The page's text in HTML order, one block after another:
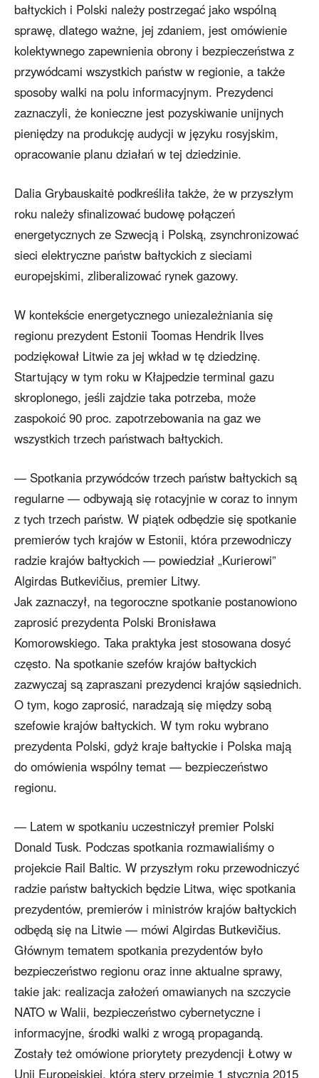
bałtyckich i Polski należy postrzegać jako wspólną
sprawę, dlatego ważne, jej zdaniem, jest omówienie
kolektywnego zapewnienia obrony i bezpieczeństwa z
przywódcami wszystkich państw w regionie, a także
sposoby walki na polu informacyjnym. Prezydenci
zaznaczyli, że konieczne jest pozyskiwanie unijnych
pieniędzy na produkcję audycji w języku rosyjskim,
opracowanie planu działań w tej dziedzinie.
Dalia Grybauskaitė podkreśliła także, że w przyszłym
roku należy sfinalizować budowę połączeń
energetycznych ze Szwecją i Polską, zsynchronizować
sieci elektryczne państw bałtyckich z sieciami
europejskimi, zliberalizować rynek gazowy.
W kontekście energetycznego uniezależniania się
regionu prezydent Estonii Toomas Hendrik Ilves
podziękował Litwie za jej wkład w tę dziedzinę.
Startujący w tym roku w Kłajpedzie terminal gazu
skroplonego, jeśli zajdzie taka potrzeba, może
zaspokoić 90 proc. zapotrzebowania na gaz we
wszystkich trzech państwach bałtyckich.
— Spotkania przywódców trzech państw bałtyckich są
regularne — odbywają się rotacyjnie w coraz to innym
z tych trzech państw. W piątek odbędzie się spotkanie
premierów tych krajów w Estonii, która przewodniczy
radzie krajów bałtyckich — powiedział „Kurierowi”
Algirdas Butkevičius, premier Litwy.
Jak zaznaczył, na tegoroczne spotkanie postanowiono
zaprosić prezydenta Polski Bronisława
Komorowskiego. Taka praktyka jest stosowana dosyć
często. Na spotkanie szefów krajów bałtyckich
zazwyczaj są zapraszani prezydenci krajów sąsiednich.
O tym, kogo zaprosić, naradzają się między sobą
szefowie krajów bałtyckich. W tym roku wybrano
prezydenta Polski, gdyż kraje bałtyckie i Polska mają
do omówienia wspólny temat — bezpieczeństwo
regionu.
— Latem w spotkaniu uczestniczył premier Polski
Donald Tusk. Podczas spotkania rozmawialiśmy o
projekcie Rail Baltic. W przyszłym roku przewodniczyć
radzie państw bałtyckich będzie Litwa, więc spotkania
prezydentów, premierów i ministrów krajów bałtyckich
odbędą się na Litwie — mówi Algirdas Butkevičius.
Głównym tematem spotkania prezydentów było
bezpieczeństwo regionu oraz inne aktualne sprawy,
takie jak: realizacja założeń omawianych na szczycie
NATO w Walii, bezpieczeństwo cybernetyczne i
informacyjne, środki walki z wrogą propagandą.
Zostały też omówione priorytety prezydencji Łotwy w
Unii Europejskiej, która stery przejmie 1 stycznia 2015